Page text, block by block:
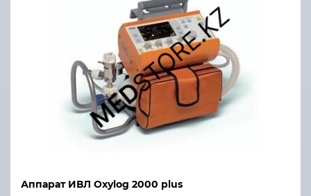
Аппарат ИВЛ Oxylog 2000 plus